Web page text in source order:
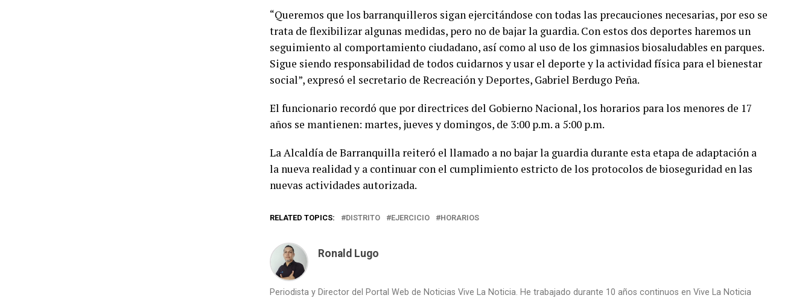
“Queremos que los barranquilleros sigan ejercitándose con todas las precauciones necesarias, por eso se
trata de flexibilizar algunas medidas, pero no de bajar la guardia. Con estos dos deportes haremos un
seguimiento al comportamiento ciudadano, así como al uso de los gimnasios biosaludables en parques.
Sigue siendo responsabilidad de todos cuidarnos y usar el deporte y la actividad física para el bienestar
social”, expresó el secretario de Recreación y Deportes, Gabriel Berdugo Peña.
El funcionario recordó que por directrices del Gobierno Nacional, los horarios para los menores de 17
años se mantienen: martes, jueves y domingos, de 3:00 p.m. a 5:00 p.m.
La Alcaldía de Barranquilla reiteró el llamado a no bajar la guardia durante esta etapa de adaptación a
la nueva realidad y a continuar con el cumplimiento estricto de los protocolos de bioseguridad en las
nuevas actividades autorizada.
RELATED TOPICS: DISTRITO EJERCICIO HORARIOS
Ronald Lugo
Periodista y Director del Portal Web de Noticias Vive La Noticia. He trabajado durante 10 años continuos en Vive La Noticia